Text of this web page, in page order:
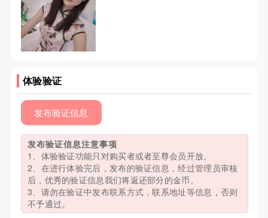
体验验证
发布验证信息
发布验证信息注意事项
1、体验验证功能只对购买者或者至尊会员开放。
2、在进行体验完后，发布的验证信息，经过管理员审核
后，优秀的验证信息我们将返还部分的金币。
3、请勿在验证中发布联系方式，联系地址等信息，否则
不予通过。